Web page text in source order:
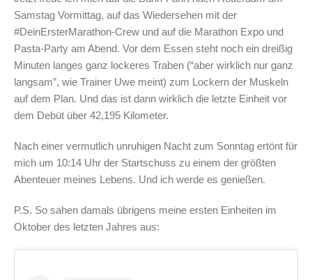
Samstag Vormittag, auf das Wiedersehen mit der
#DeinErsterMarathon-Crew und auf die Marathon Expo und
Pasta-Party am Abend. Vor dem Essen steht noch ein dreißig
Minuten langes ganz lockeres Traben (“aber wirklich nur ganz
langsam”, wie Trainer Uwe meint) zum Lockern der Muskeln
auf dem Plan. Und das ist dann wirklich die letzte Einheit vor
dem Debüt über 42,195 Kilometer.
Nach einer vermutlich unruhigen Nacht zum Sonntag ertönt für
mich um 10:14 Uhr der Startschuss zu einem der größten
Abenteuer meines Lebens. Und ich werde es genießen.
P.S. So sahen damals übrigens meine ersten Einheiten im
Oktober des letzten Jahres aus: